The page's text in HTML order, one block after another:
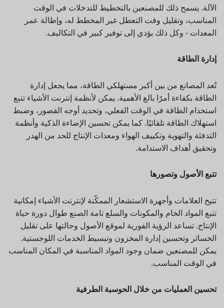
الآلة. يسمح ذلك للمصنعين بالتخطيط للتدخلات في الوقت
المناسب، وتقليل وقت التعطل غير المخطط له، وإطالة عمر
المعدات - وكل ذلك يؤدي إلى توفير كبير في التكاليف.
إدارة الطاقة
تُعد المصانع من بين أكبر مستهلكي الطاقة، مما يجعل إدارة
الطاقة بكفاءة أمرًا بالغ الأهمية. يمكن لأنظمة إنترنت الأشياء تتبع
استخدام الطاقة في الوقت الفعلي، وتحديد أوجه القصور، وضبط
استهلاك الطاقة تلقائيًا. كما يمكن تحسين الإضاءة الذكية وأنظمة
التدفئة والتهوية وتكييف الهواء ومعدات الإنتاج للحد من الهدر
وتحقيق أهداف الاستدامة.
تتبع الأصول وتصورها
تتيح العلامات وأجهزة الاستشعار الممكّنة لإنترنت الأشياء إمكانية
تتبع المواد الخام والمكونات والسلع تامة الصنع طوال دورة حياة
الإنتاج. تساعد الرؤية الفورية لموقع الأصول وحالتها على تقليل
الخسائر وتحسين إدارة المخزون وتبسيط الخدمات اللوجستية.
يمكن للمصنعين ضمان وجود المواد المناسبة في المكان المناسب
في الوقت المناسب.
تحسين العمليات من خلال الحوسبة الطرفية